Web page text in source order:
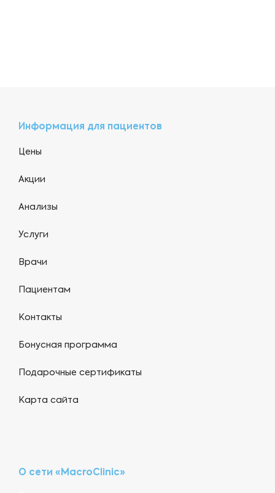
Информация для пациентов
Цены
Акции
Анализы
Услуги
Врачи
Пациентам
Контакты
Бонусная программа
Подарочные сертификаты
Карта сайта
О сети «MacroClinic»